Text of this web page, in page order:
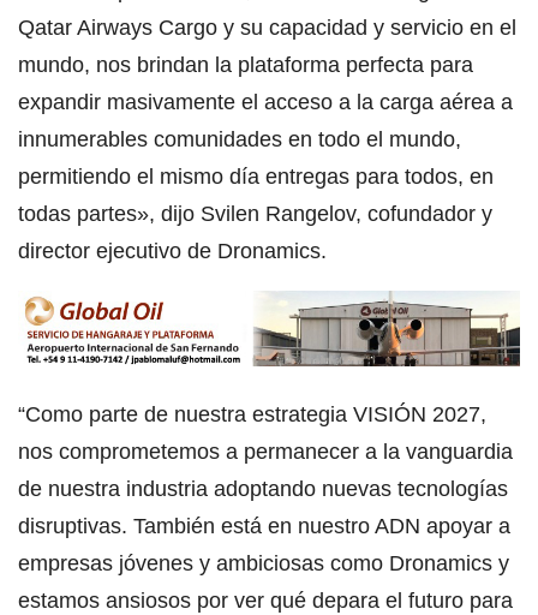
Qatar Airways Cargo y su capacidad y servicio en el
mundo, nos brindan la plataforma perfecta para
expandir masivamente el acceso a la carga aérea a
innumerables comunidades en todo el mundo,
permitiendo el mismo día entregas para todos, en
todas partes», dijo Svilen Rangelov, cofundador y
director ejecutivo de Dronamics.
“Como parte de nuestra estrategia VISIÓN 2027,
nos comprometemos a permanecer a la vanguardia
de nuestra industria adoptando nuevas tecnologías
disruptivas. También está en nuestro ADN apoyar a
empresas jóvenes y ambiciosas como Dronamics y
estamos ansiosos por ver qué depara el futuro para